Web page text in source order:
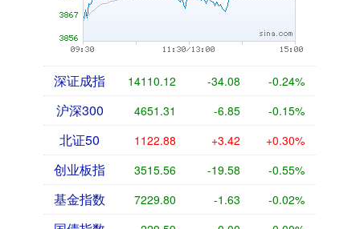
深证成指 14110.12 -34.08 -0.24%
沪深300 4651.31 -6.85 -0.15%
北证50 1122.88 +3.42 +0.30%
创业板指 3515.56 -19.58 -0.55%
基金指数 7229.80 -1.63 -0.02%